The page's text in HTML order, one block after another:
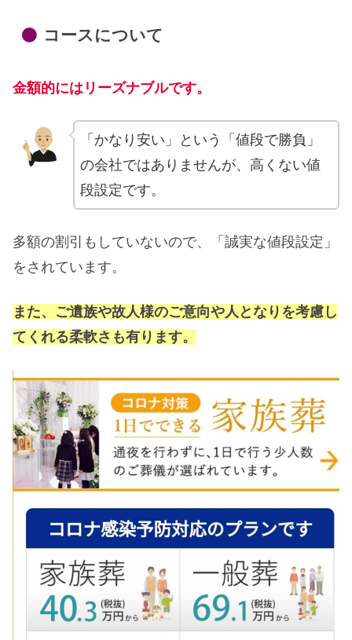
コースについて
金額的にはリーズナブルです。
「かなり安い」という「値段で勝負」
の会社ではありませんが、高くない値
段設定です。
多額の割引もしていないので、「誠実な値段設定」
をされています。
また、ご遺族や故人様のご意向や人となりを考慮し
てくれる柔軟さも有ります。